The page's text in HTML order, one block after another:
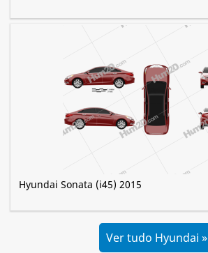
Hyundai Sonata (i45) 2015
Ver tudo Hyundai »